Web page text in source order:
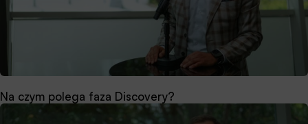
Na czym polega faza Discovery?